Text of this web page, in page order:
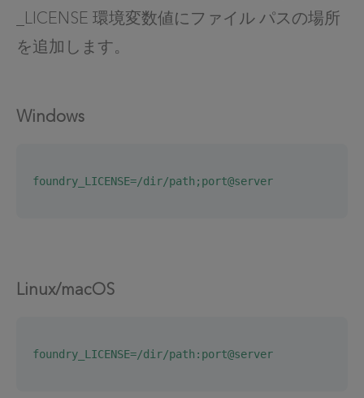
_LICENSE 環境変数値にファイル パスの場所
を追加します。
Windows
foundry_LICENSE=/dir/path;port@server
Linux/macOS
foundry_LICENSE=/dir/path:port@server